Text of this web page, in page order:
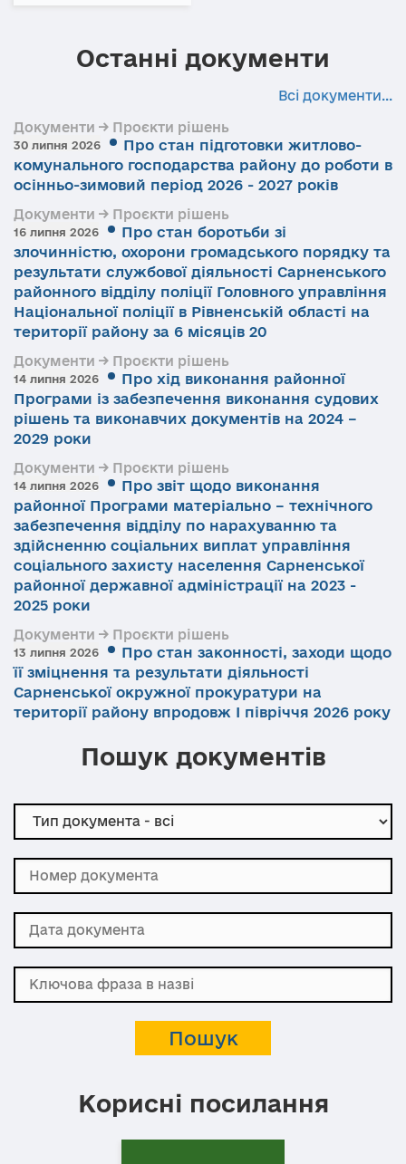
Останні документи
Всі документи...
Документи → Проєкти рішень
30 липня 2026
Про стан підготовки житлово-
комунального господарства району до роботи в
осінньо-зимовий період 2026 - 2027 років
Документи → Проєкти рішень
16 липня 2026
Про стан боротьби зі
злочинністю, охорони громадського порядку та
результати службової діяльності Сарненського
районного відділу поліції Головного управління
Національної поліції в Рівненській області на
території району за 6 місяців 20
Документи → Проєкти рішень
14 липня 2026
Про хід виконання районної
Програми із забезпечення виконання судових
рішень та виконавчих документів на 2024 –
2029 роки
Документи → Проєкти рішень
14 липня 2026
Про звіт щодо виконання
районної Програми матеріально – технічного
забезпечення відділу по нарахуванню та
здійсненню соціальних виплат управління
соціального захисту населення Сарненської
районної державної адміністрації на 2023 -
2025 роки
Документи → Проєкти рішень
13 липня 2026
Про стан законності, заходи щодо
її зміцнення та результати діяльності
Сарненської окружної прокуратури на
території району впродовж І півріччя 2026 року
Пошук документів
Корисні посилання